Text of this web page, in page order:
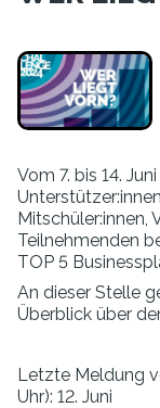
Vom 7. bis 14.
Mitschüler:innen,
Teilnehmenden
TOP 5
An dieser Stelle
Überblick über
Letzte Meldung
Uhr): 12. Juni